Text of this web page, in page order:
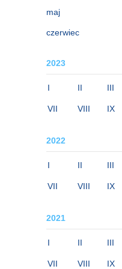
maj
czerwiec
2023
I II III
VII VIII IX
2022
I II III
VII VIII IX
2021
I II III
VII VIII IX